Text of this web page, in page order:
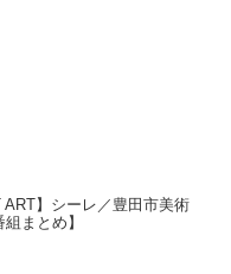
ART】シーレ／豊田市美術
まとめ】